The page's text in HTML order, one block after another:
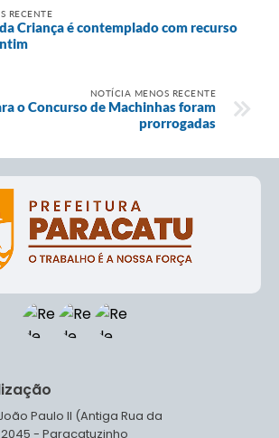
RECENTE
Criança é contemplado com recurso
NOTÍCIA MENOS RECENTE
o Concurso de Machinhas foram
prorrogadas
Paulo II (Antiga Rua da
- Paracatuzinho